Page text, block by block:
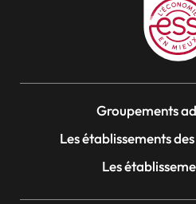
Groupements
Les établissements
Les